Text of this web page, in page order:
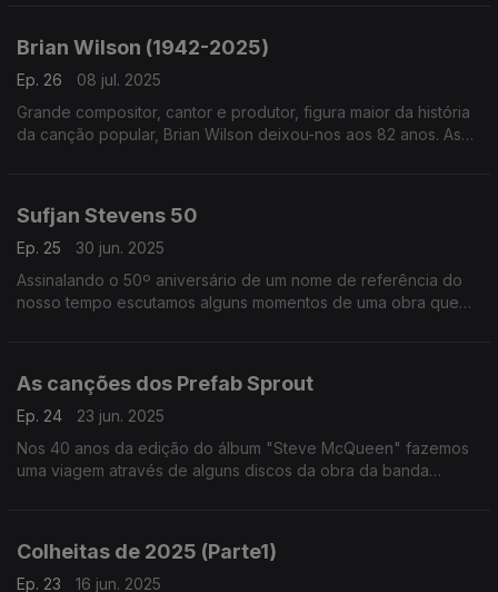
Brian Wilson (1942-2025)
Ep. 26
08 jul. 2025
Grande compositor, cantor e produtor, figura maior da história
da canção popular, Brian Wilson deixou-nos aos 82 anos. As
Sufjan Stevens 50
Ep. 25
30 jun. 2025
Assinalando o 50º aniversário de um nome de referência do
nosso tempo escutamos alguns momentos de uma obra que
As canções dos Prefab Sprout
Ep. 24
23 jun. 2025
Nos 40 anos da edição do álbum "Steve McQueen" fazemos
uma viagem através de alguns discos da obra da banda
Colheitas de 2025 (Parte1)
Ep. 23
16 jun. 2025